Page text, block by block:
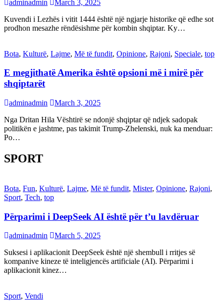
adminadmin
March 3, 2025
Kuvendi i Lezhës i vitit 1444 është një ngjarje historike që edhe sot
prodhon mesazhe rëndësishme për kombin shqiptar. Ky…
Bota, Kulturë, Lajme, Më të fundit, Opinione, Rajoni, Speciale, top
E megjithatë Amerika është opsioni më i mirë për
shqiptarët
adminadmin
March 3, 2025
Nga Dritan Hila Vështirë se ndonjë shqiptar që ndjek sadopak
politikën e jashtme, pas takimit Trump-Zhelenski, nuk ka menduar:
Po…
SPORT
Bota, Fun, Kulturë, Lajme, Më të fundit, Mister, Opinione, Rajoni,
Sport, Tech, top
Përparimi i DeepSeek AI është për t’u lavdëruar
adminadmin
March 5, 2025
Suksesi i aplikacionit DeepSeek është një shembull i rritjes së
kompanive kineze të inteligjencës artificiale (AI). Përparimi i
aplikacionit kinez…
Sport, Vendi